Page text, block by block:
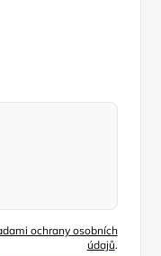
ochrany osobních
údajů.